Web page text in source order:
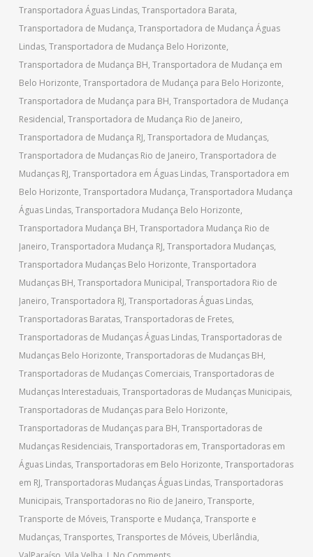
Transportadora Águas Lindas, Transportadora Barata,
Transportadora de Mudança, Transportadora de Mudança Águas
Lindas, Transportadora de Mudança Belo Horizonte,
Transportadora de Mudança BH, Transportadora de Mudança em
Belo Horizonte, Transportadora de Mudança para Belo Horizonte,
Transportadora de Mudança para BH, Transportadora de Mudança
Residencial, Transportadora de Mudança Rio de Janeiro,
Transportadora de Mudança RJ, Transportadora de Mudanças,
Transportadora de Mudanças Rio de Janeiro, Transportadora de
Mudanças RJ, Transportadora em Águas Lindas, Transportadora em
Belo Horizonte, Transportadora Mudança, Transportadora Mudança
Águas Lindas, Transportadora Mudança Belo Horizonte,
Transportadora Mudança BH, Transportadora Mudança Rio de
Janeiro, Transportadora Mudança RJ, Transportadora Mudanças,
Transportadora Mudanças Belo Horizonte, Transportadora
Mudanças BH, Transportadora Municipal, Transportadora Rio de
Janeiro, Transportadora RJ, Transportadoras Águas Lindas,
Transportadoras Baratas, Transportadoras de Fretes,
Transportadoras de Mudanças Águas Lindas, Transportadoras de
Mudanças Belo Horizonte, Transportadoras de Mudanças BH,
Transportadoras de Mudanças Comerciais, Transportadoras de
Mudanças Interestaduais, Transportadoras de Mudanças Municipais,
Transportadoras de Mudanças para Belo Horizonte,
Transportadoras de Mudanças para BH, Transportadoras de
Mudanças Residenciais, Transportadoras em, Transportadoras em
Águas Lindas, Transportadoras em Belo Horizonte, Transportadoras
em RJ, Transportadoras Mudanças Águas Lindas, Transportadoras
Municipais, Transportadoras no Rio de Janeiro, Transporte,
Transporte de Móveis, Transporte e Mudança, Transporte e
Mudanças, Transportes, Transportes de Móveis, Uberlândia,